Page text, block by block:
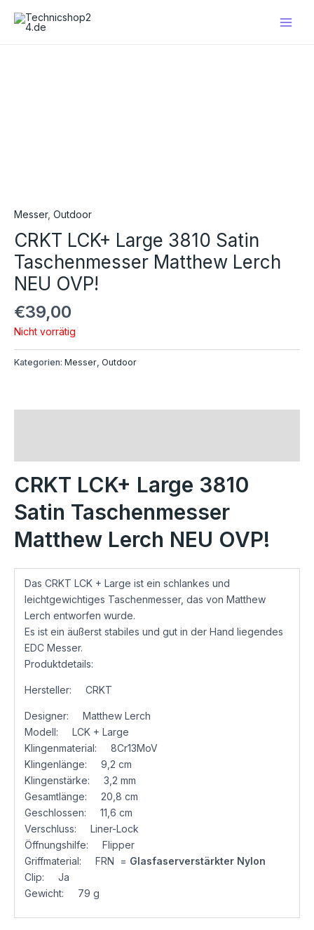
Inhalt
Messer, Outdoor
CRKT LCK+ Large 3810 Satin
Taschenmesser Matthew Lerch
NEU OVP!
€39,00
Nicht vorrätig
Kategorien: Messer, Outdoor
CRKT LCK+ Large 3810
Satin Taschenmesser
Matthew Lerch NEU OVP!
Das CRKT LCK + Large ist ein schlankes und
leichtgewichtiges Taschenmesser, das von Matthew
Lerch entworfen wurde.
Es ist ein äußerst stabiles und gut in der Hand liegendes
EDC Messer.
Produktdetails:
Hersteller: CRKT
Designer: Matthew Lerch
Modell: LCK + Large
Klingenmaterial: 8Cr13MoV
Klingenlänge: 9,2 cm
Klingenstärke: 3,2 mm
Gesamtlänge: 20,8 cm
Geschlossen: 11,6 cm
Verschluss: Liner-Lock
Öffnungshilfe: Flipper
Griffmaterial: FRN = Glasfaserverstärkter Nylon
Clip: Ja
Gewicht: 79 g